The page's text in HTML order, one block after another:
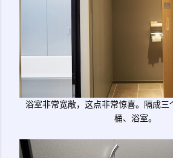
浴室非常宽敞，这点非常惊喜。隔成三
桶、浴室。